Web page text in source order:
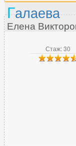
Стаж: 30
Галаева
Елена